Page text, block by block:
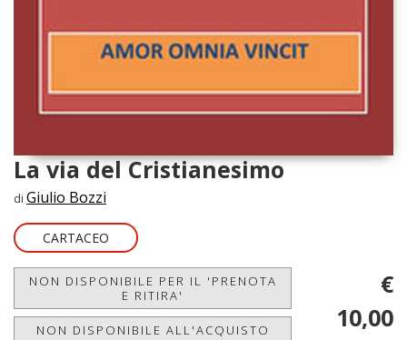
La via del Cristianesimo
di Giulio Bozzi
CARTACEO
NON DISPONIBILE PER IL 'PRENOTA
E RITIRA'
NON DISPONIBILE ALL'ACQUISTO
€
10,00